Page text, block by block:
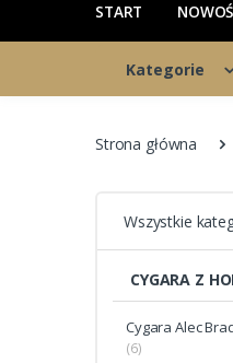
START
Kategorie
Strona główna
Wszystkie
CYGARA Z
Cygara Alec
(6)